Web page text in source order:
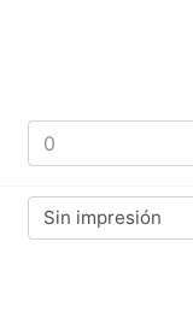
Sin impresión